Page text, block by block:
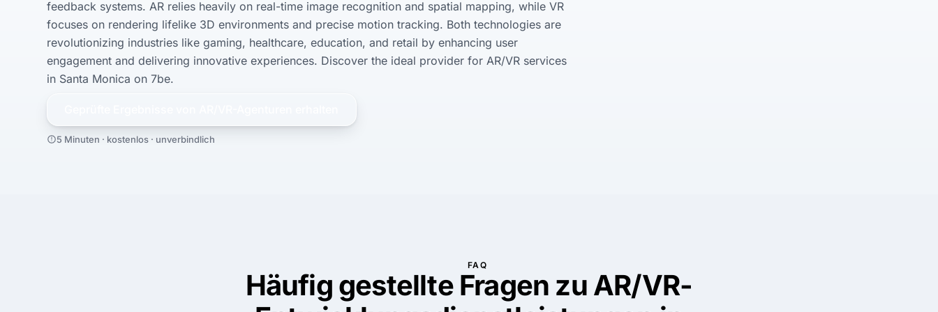
feedback systems. AR relies heavily on real-time image recognition and spatial mapping, while VR
focuses on rendering lifelike 3D environments and precise motion tracking. Both technologies are
revolutionizing industries like gaming, healthcare, education, and retail by enhancing user
engagement and delivering innovative experiences. Discover the ideal provider for AR/VR services
in Santa Monica on 7be.
5 Minuten · kostenlos · unverbindlich
FAQ
Häufig gestellte Fragen zu AR/VR-